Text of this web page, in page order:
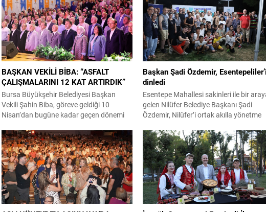
BAŞKAN VEKİLİ BİBA: “ASFALT
ÇALIŞMALARINI 12 KAT ARTIRDIK”
Bursa Büyükşehir Belediyesi Başkan
Vekili Şahin Biba, göreve geldiği 10
Nisan’dan bugüne kadar geçen dönemi
yakışır bir vizyonla durmadan çalışıyoruz.
Yaz Spor Okullarında geçen yıl 12.000
olan öğrenci sayımızı bu yıl 30.000’e
yükselttik. 270 bin ton asfalt çalışması
yaparak geçtiğimiz yılın aynı dönemine
göre 12...
Başkan Şadi Özdemir,
dinledi
Esentepe Mahallesi sakinleri ile bir
gelen Nilüfer Belediye Başkanı Şadi
Özdemir, Nilüfer’i ortak akılla yönetme
Şadi Özdemir, bütçeyi verimli
sorunların üstesinden gelmeye
çalıştıklarını vurguladı. Nilüfer
tarafından mahallelerin ihtiyaçlarını
yerinde tespit edip, çözüm oluşturmak
amacıyla başlatılan “Şadi Başkan’la
Akşam Çayı” buluşmaları, sıcak havaya
rağmen...